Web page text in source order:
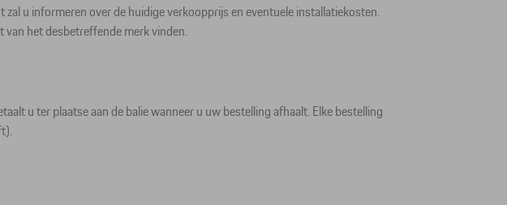
u informeren over de huidige verkoopprijs en eventuele installatiekosten.
het desbetreffende merk vinden.
u ter plaatse aan de balie wanneer u uw bestelling afhaalt. Elke bestelling